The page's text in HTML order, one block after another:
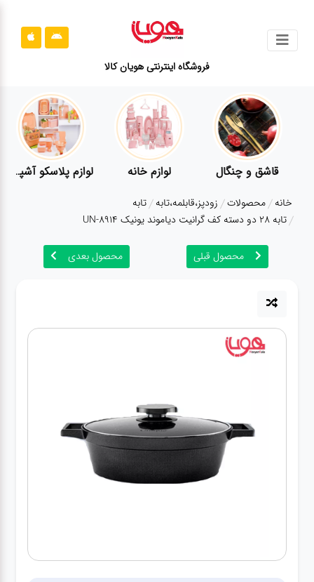
فروشگاه اینترنتی هویان کالا
محصولات
قوانین
سایت
ارتباط
درباره
مراقبت شخصی
چینی زرین
قاشق و چنگال
قاشق و چنگال لوازم خانه لوازم پلاسکو آشپزخانه
خانه محصولات زودپز،قابلمه،تابه تابه
تابه 28 دو دسته کف گرانیت دیاموند یونیک UN-8914
محصول قبلی محصول بعدی